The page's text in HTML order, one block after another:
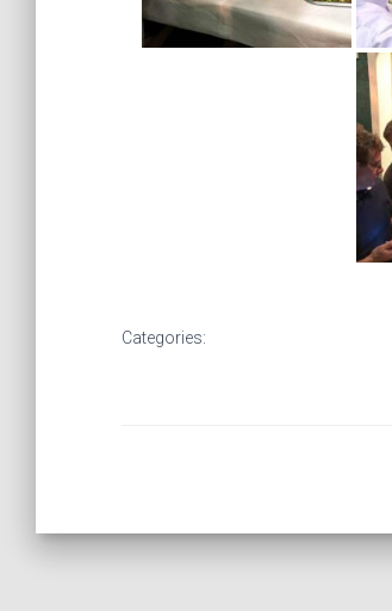
Categories: